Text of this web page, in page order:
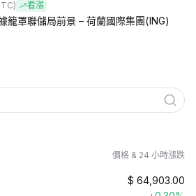
看漲
籠罩聯儲局前景 – 荷蘭國際集團(ING)
價格 & 24 小時漲跌
$ 64,903.00